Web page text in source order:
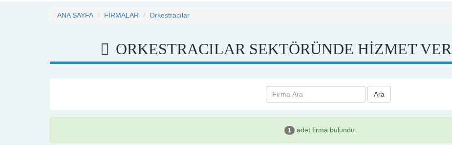
ANA SAYFA FİRMALAR Orkestracılar
ORKESTRACILAR SEKTÖRÜNDE HİZMET
Ara
1 adet firma bulundu.